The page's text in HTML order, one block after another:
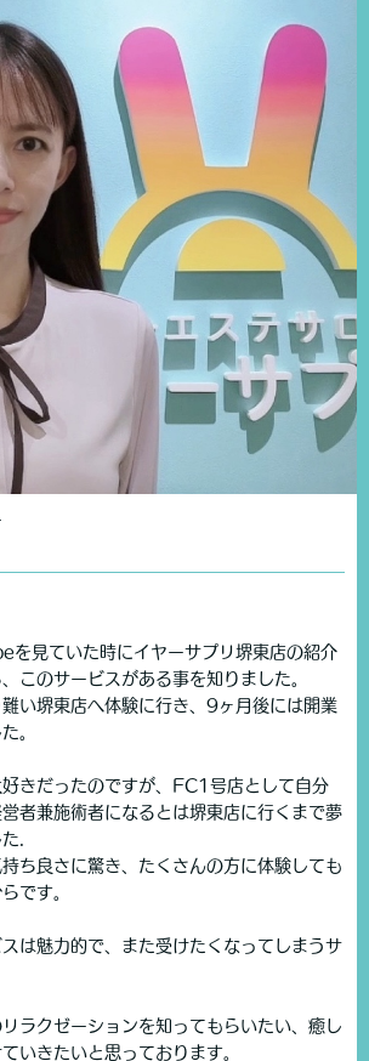
を見ていた時にイヤーサプリ堺東店の紹介
このサービスがある事を知りました。
い堺東店へ体験に行き、9ヶ月後には開業
。
きだったのですが、FC1号店として自分
者兼施術者になるとは堺東店に行くまで夢
.
ち良さに驚き、たくさんの方に体験しても
です。
は魅力的で、また受けたくなってしまうサ
ラクゼーションを知ってもらいたい、癒し
いきたいと思っております。